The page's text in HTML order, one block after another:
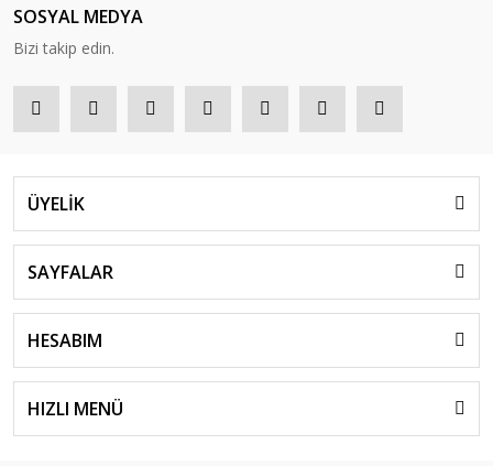
SOSYAL MEDYA
Bizi takip edin.
ÜYELİK
SAYFALAR
HESABIM
HIZLI MENÜ